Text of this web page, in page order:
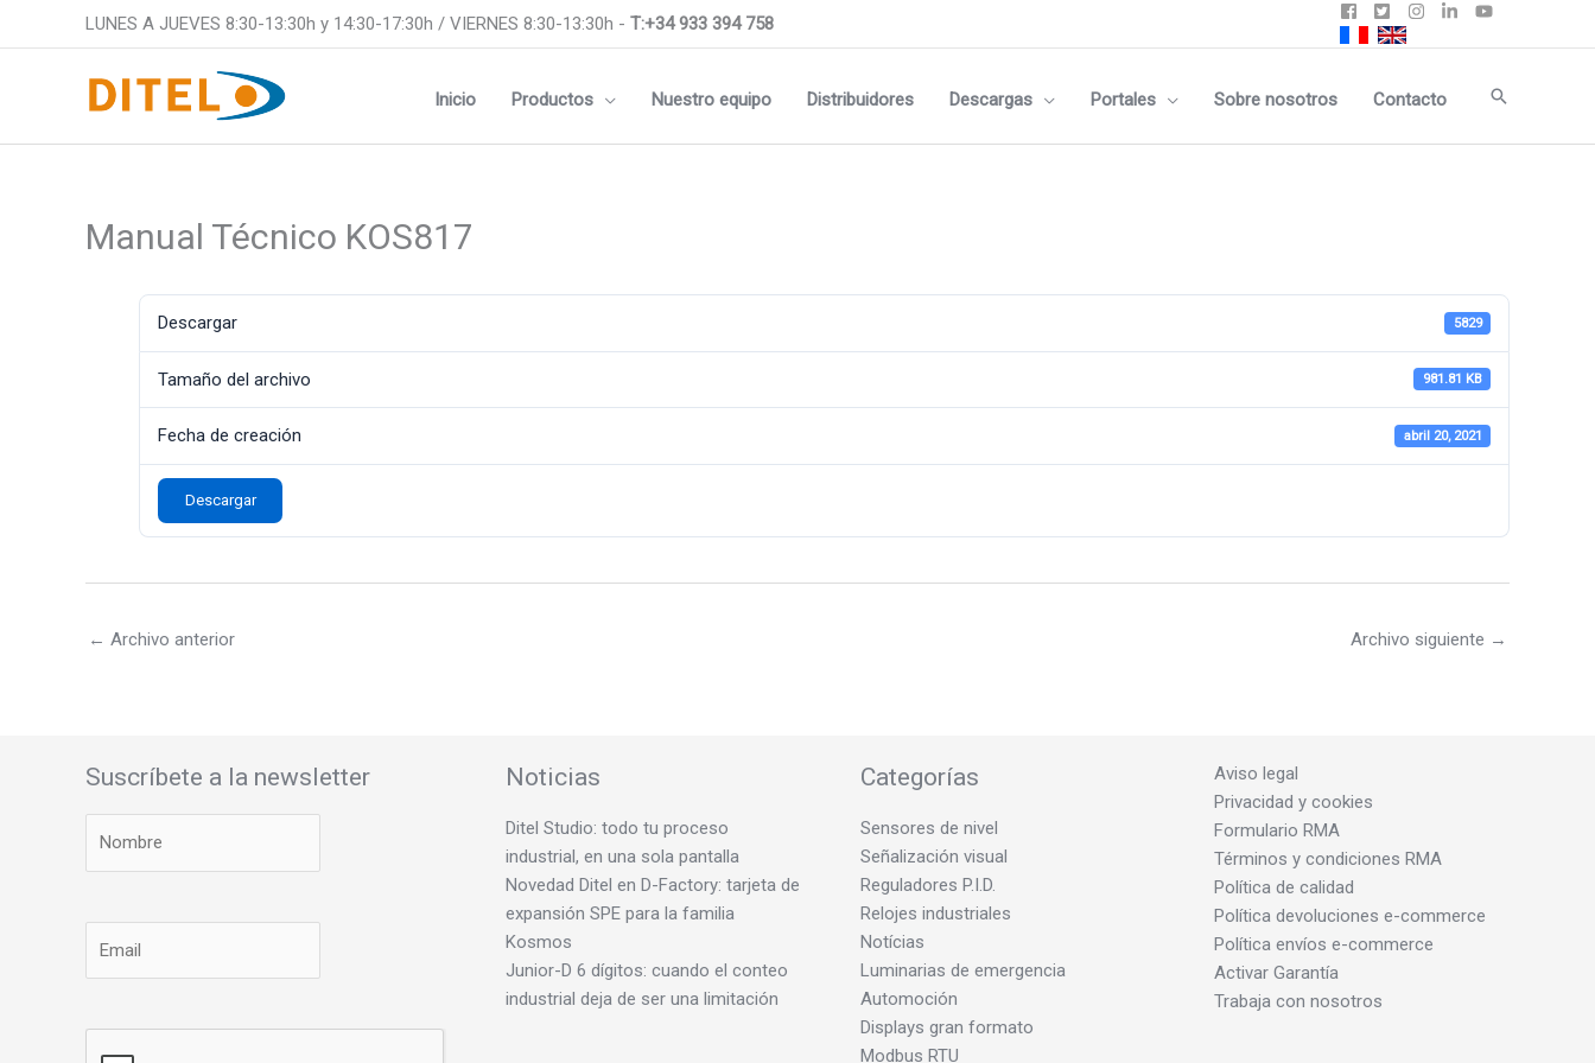
LUNES A JUEVES 8:30-13:30h y 14:30-17:30h / VIERNES 8:30-13:30h - T:+34 933 394 758
Inicio Productos Nuestro equipo Distribuidores Descargas Portales Sobre nosotros Contacto Buscar
Manual Técnico KOS817
Descargar 5829
Tamaño del archivo 981.81 KB
Fecha de creación abril 20, 2021
Descargar
← Archivo anterior Archivo siguiente →
Suscríbete a la newsletter Noticias
Ditel Studio: todo tu proceso
industrial, en una sola pantalla
Novedad Ditel en D-Factory: tarjeta de
expansión SPE para la familia
Kosmos
Junior-D 6 dígitos: cuando el conteo
industrial deja de ser una limitación
Categorías
Sensores de nivel
Señalización visual
Reguladores P.I.D.
Relojes industriales
Notícias
Luminarias de emergencia
Automoción
Displays gran formato
Modbus RTU
Aviso legal
Privacidad y cookies
Formulario RMA
Términos y condiciones RMA
Política de calidad
Política devoluciones e-commerce
Política envíos e-commerce
Activar Garantía
Trabaja con nosotros